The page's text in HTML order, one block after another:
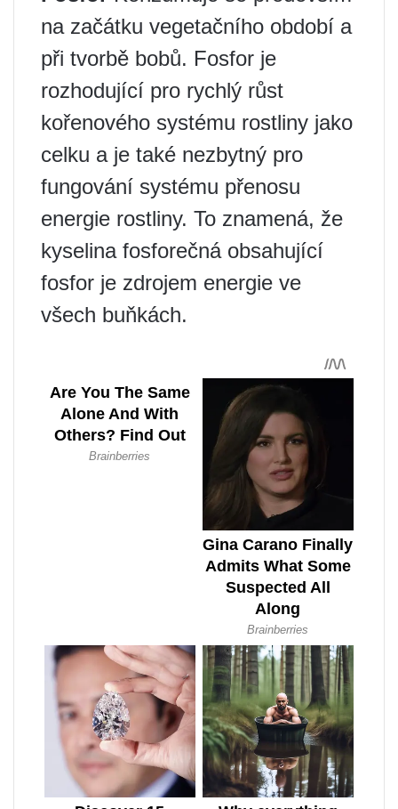
na začátku vegetačního období a
při tvorbě bobů. Fosfor je
rozhodující pro rychlý růst
kořenového systému rostliny jako
celku a je také nezbytný pro
fungování systému přenosu
energie rostliny. To znamená, že
kyselina fosforečná obsahující
fosfor je zdrojem energie ve
všech buňkách.